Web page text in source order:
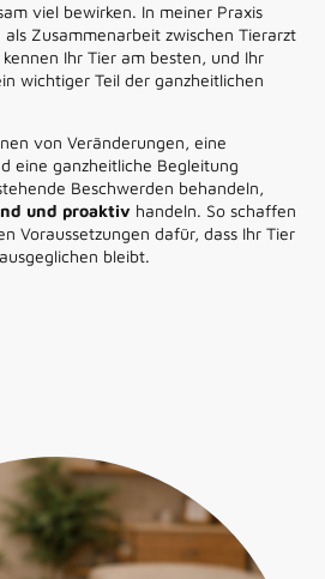
viel bewirken. In meiner Praxis
Zusammenarbeit zwischen Tierarzt
Ihr Tier am besten, und Ihr
wichtiger Teil der ganzheitlichen
von Veränderungen, eine
eine ganzheitliche Begleitung
Beschwerden behandeln,
und proaktiv handeln. So schaffen
Voraussetzungen dafür, dass Ihr Tier
bleibt.